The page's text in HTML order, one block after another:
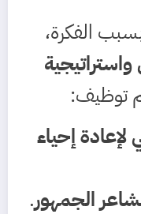
الفكرة،
واستراتيجية
توظيف:
لإعادة إحياء
الجمهور.